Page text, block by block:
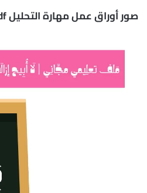
صور أوراق عمل مهارة التحليل pdf تحميل مباشر مجاني